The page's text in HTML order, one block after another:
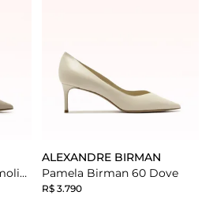
Pamela Birman 60 Semolina
ALEXANDRE BIRMAN
Pamela Birman 60 Dove
R$ 3.790